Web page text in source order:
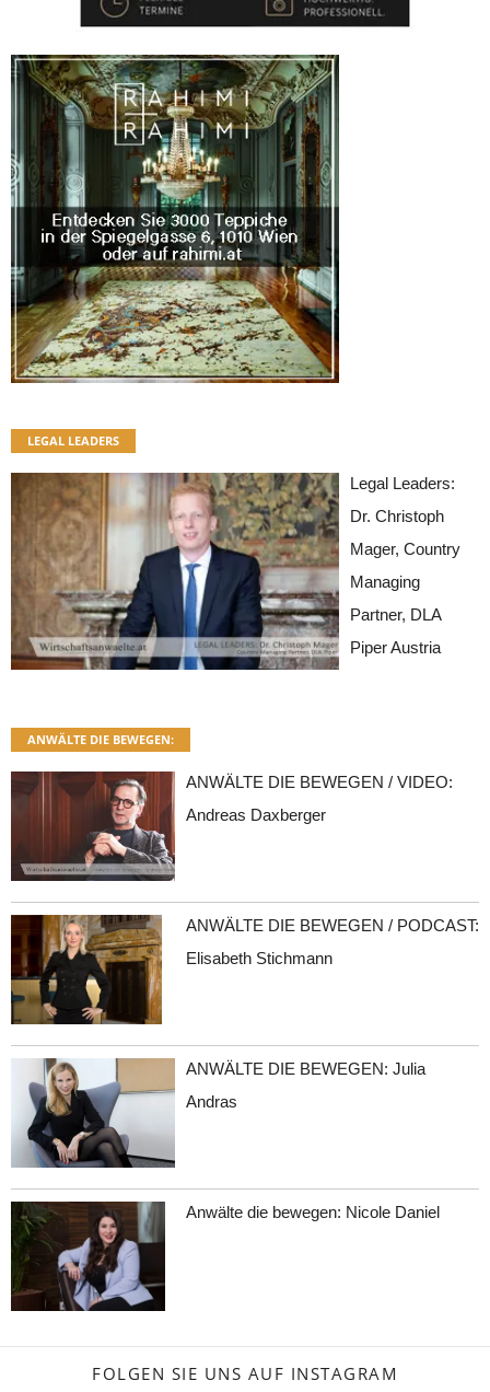
LEGAL LEADERS
Legal Leaders:
Dr. Christoph
Mager, Country
Managing
Partner, DLA
Piper Austria
ANWÄLTE DIE BEWEGEN:
ANWÄLTE DIE BEWEGEN / VIDEO:
Andreas Daxberger
ANWÄLTE DIE BEWEGEN / PODCAST:
Elisabeth Stichmann
ANWÄLTE DIE BEWEGEN: Julia
Andras
Anwälte die bewegen: Nicole Daniel
FOLGEN SIE UNS AUF INSTAGRAM